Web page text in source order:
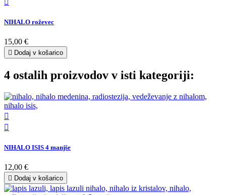
NIHALO roževec
15,00 €
 Dodaj v košarico
4 ostalih proizvodov v isti kategoriji:


NIHALO ISIS 4 manjše
12,00 €
 Dodaj v košarico